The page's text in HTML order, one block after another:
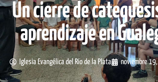
Un cierre de
aprendizaje en
Iglesia Evangélica del Río de la Plata noviembre